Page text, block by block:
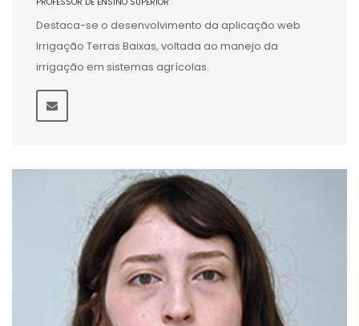
Destaca-se o desenvolvimento da aplicação web
Irrigação Terras Baixas, voltada ao manejo da
irrigação em sistemas agrícolas.